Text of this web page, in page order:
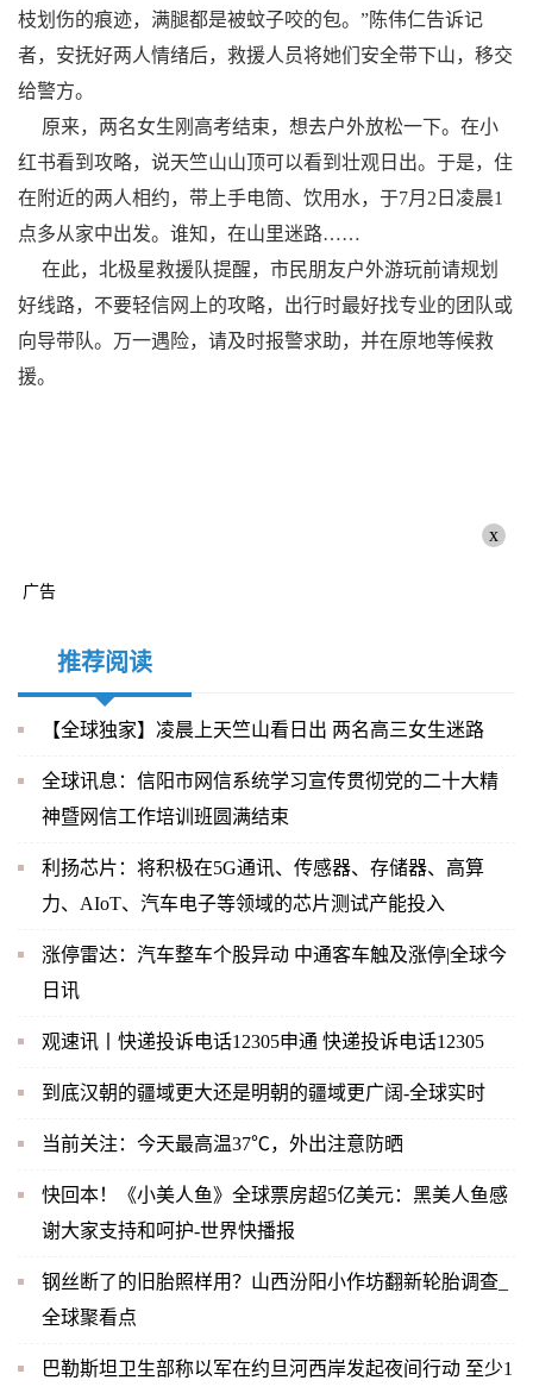
枝划伤的痕迹，满腿都是被蚊子咬的包。”陈伟仁告诉记
者，安抚好两人情绪后，救援人员将她们安全带下山，移交
给警方。
原来，两名女生刚高考结束，想去户外放松一下。在小
红书看到攻略，说天竺山山顶可以看到壮观日出。于是，住
在附近的两人相约，带上手电筒、饮用水，于7月2日凌晨1
点多从家中出发。谁知，在山里迷路……
在此，北极星救援队提醒，市民朋友户外游玩前请规划
好线路，不要轻信网上的攻略，出行时最好找专业的团队或
向导带队。万一遇险，请及时报警求助，并在原地等候救
援。
x
广告
推荐阅读
【全球独家】凌晨上天竺山看日出 两名高三女生迷路
全球讯息：信阳市网信系统学习宣传贯彻党的二十大精
神暨网信工作培训班圆满结束
利扬芯片：将积极在5G通讯、传感器、存储器、高算
力、AIoT、汽车电子等领域的芯片测试产能投入
涨停雷达：汽车整车个股异动 中通客车触及涨停|全球今
日讯
观速讯丨快递投诉电话12305申通 快递投诉电话12305
到底汉朝的疆域更大还是明朝的疆域更广阔-全球实时
当前关注：今天最高温37℃，外出注意防晒
快回本！《小美人鱼》全球票房超5亿美元：黑美人鱼感
谢大家支持和呵护-世界快播报
钢丝断了的旧胎照样用？山西汾阳小作坊翻新轮胎调查_
全球聚看点
巴勒斯坦卫生部称以军在约旦河西岸发起夜间行动 至少1